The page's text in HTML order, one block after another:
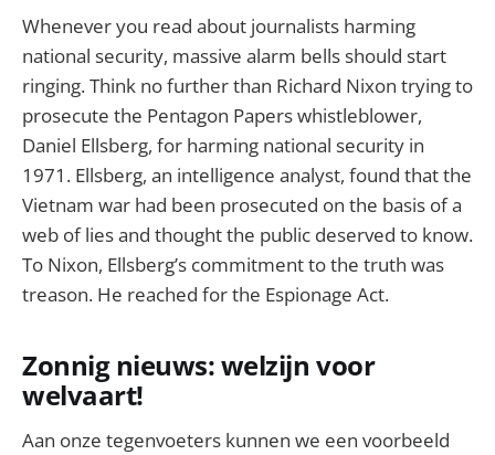
Whenever you read about journalists harming
national security, massive alarm bells should start
ringing. Think no further than Richard Nixon trying to
prosecute the Pentagon Papers whistleblower,
Daniel Ellsberg, for harming national security in
1971. Ellsberg, an intelligence analyst, found that the
Vietnam war had been prosecuted on the basis of a
web of lies and thought the public deserved to know.
To Nixon, Ellsberg’s commitment to the truth was
treason. He reached for the Espionage Act.
Zonnig nieuws: welzijn voor
welvaart!
Aan onze tegenvoeters kunnen we een voorbeeld